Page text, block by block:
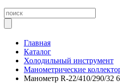
Главная
Каталог
Холодильный инструмент
Манометрические
Манометр R-22/410/290/32